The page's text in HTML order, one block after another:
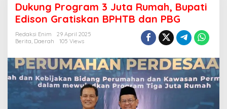
k
u
n
o
g
r
a
Dukung Program 3 Juta Rumah, Bupati
Edison Gratiskan BPHTB dan PBG
Redaksi Enim
29 April 2025
Berita, Daerah 105 Views